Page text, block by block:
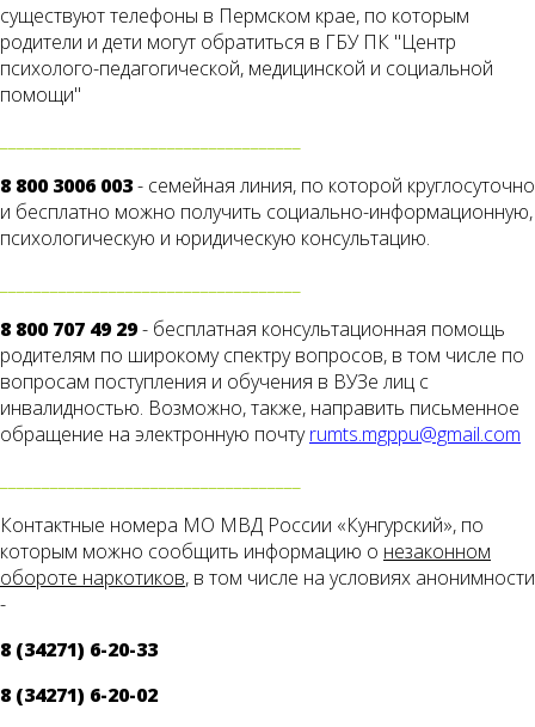
существуют телефоны в Пермском крае, по которым
родители и дети могут обратиться в ГБУ ПК "Центр
психолого-педагогической, медицинской и социальной
помощи"
8 800 3006 003- семейная линия, по которой круглосуточно
и бесплатно можно получить социально-информационную,
психологическую и юридическую консультацию.
8 800 707 49 29- бесплатная консультационная помощь
родителям по широкому спектру вопросов, в том числе по
вопросам поступления и обучения в ВУЗе лиц с
инвалидностью. Возможно, также, направить письменное
обращение на электронную почтуrumts.mgppu@gmail.com
Контактные номера МО МВД России «Кунгурский», по
которым можно сообщить информацию о незаконном
обороте наркотиков, в том числе на условиях анонимности
-
8 (34271) 6-20-33
8 (34271) 6-20-02